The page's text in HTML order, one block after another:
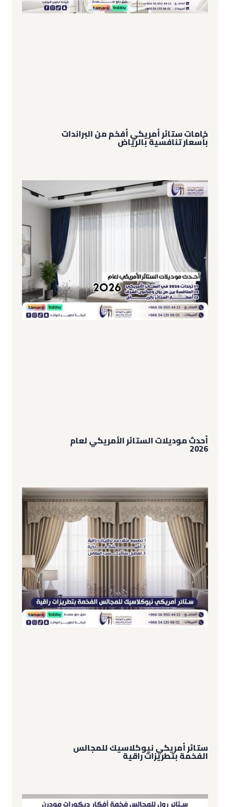
خامات ستائر أمريكي أفخم من البراندات
بأسعار تنافسية بالرياض
أحدث موديلات الستائر الأمريكي لعام
2026
ستائر أمريكي نيوكلاسيك للمجالس
الفخمة بتطريزات راقية